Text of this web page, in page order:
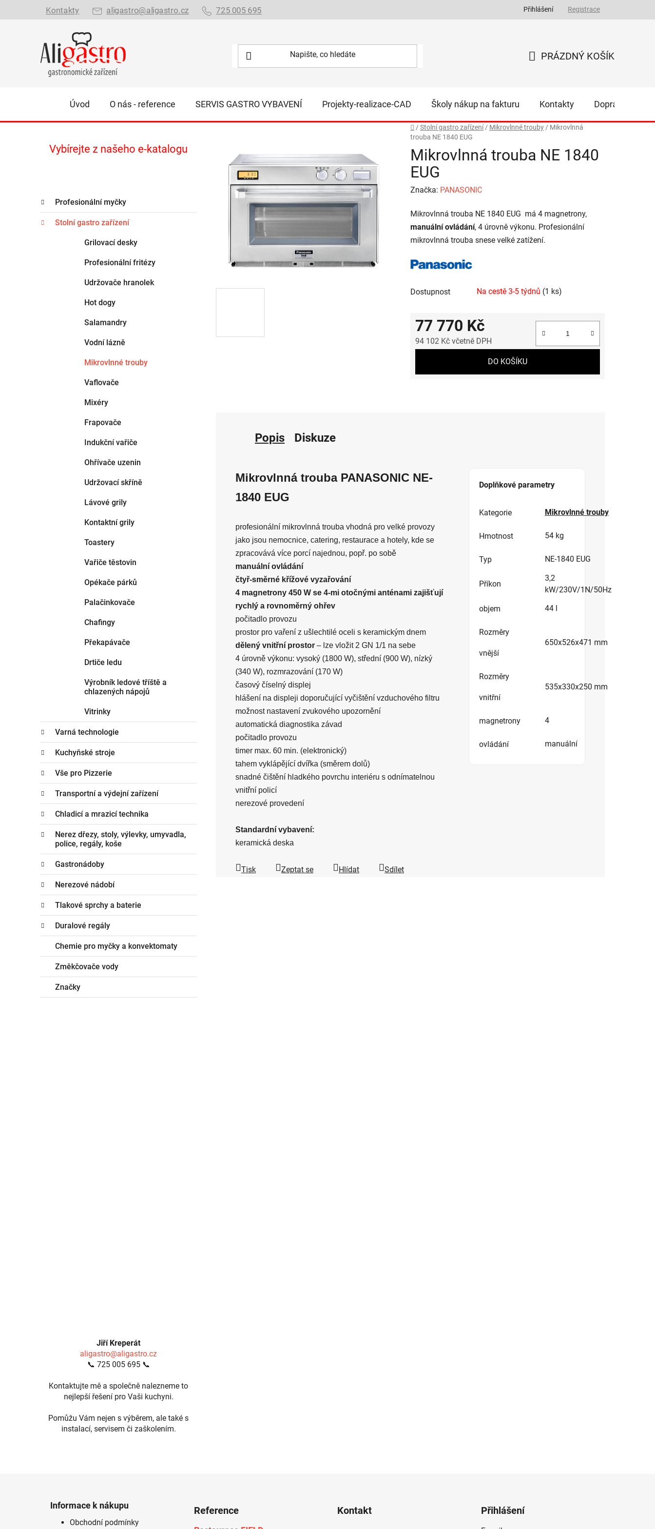
Kontakty aligastro@aligastro.cz 725 005 695 Přihlášení Registrace
PRÁZDNÝ KOŠÍK
Úvod O nás - reference SERVIS GASTRO VYBAVENÍ Projekty-realizace-CAD Školy nákup na fakturu Kontakty Doprava
Domů
/ Stolní gastro zařízení / Mikrovlnné trouby / Mikrovlnná
trouba NE 1840 EUG
r
a
n
Vybírejte z našeho e-katalogu
kategorie
a
t
Profesionální myčky
Stolní gastro zařízení
Grilovací desky
Profesionální fritézy
Udržovače hranolek
Hot dogy
Salamandry
Vodní lázně
Mikrovlnné trouby
Vaflovače
Mixéry
Frapovače
Indukční vařiče
Ohřívače uzenin
Udržovací skříně
Lávové grily
Kontaktní grily
Toastery
Vařiče těstovin
Opékače párků
Palačinkovače
Chafingy
Překapávače
Drtiče ledu
Výrobník ledové tříště a
chlazených nápojů
Vitrinky
Varná technologie
Kuchyňské stroje
Vše pro Pizzerie
Transportní a výdejní zařízení
Chladicí a mrazicí technika
Nerez dřezy, stoly, výlevky, umyvadla,
police, regály, koše
Gastronádoby
Nerezové nádobí
Tlakové sprchy a baterie
Duralové regály
Chemie pro myčky a konvektomaty
Změkčovače vody
Značky
Jiří Kreperát
aligastro@aligastro.cz
📞 725 005 695 📞
Kontaktujte mě a společně nalezneme to
nejlepší řešení pro Vaši kuchyni.
Pomůžu Vám nejen s výběrem, ale také s
instalací, servisem či zaškolením.
Mikrovlnná trouba NE 1840
EUG
Značka: PANASONIC
Mikrovlnná trouba NE 1840 EUG má 4 magnetrony,
manuální ovládání, 4 úrovně výkonu. Profesionální
mikrovlnná trouba snese velké zatížení.
Dostupnost Na cestě 3-5 týdnů (1 ks)
77 770 Kč
94 102 Kč včetně DPH
DO KOŠÍKU
Popis Diskuze
Mikrovlnná trouba PANASONIC NE-
1840 EUG
profesionální mikrovlnná trouba vhodná pro velké provozy
jako jsou nemocnice, catering, restaurace a hotely, kde se
zpracovává více porcí najednou, popř. po sobě
manuální ovládání
čtyř-směrné křížové vyzařování
4 magnetrony 450 W se 4-mi otočnými anténami zajišťují
rychlý a rovnoměrný ohřev
počitadlo provozu
prostor pro vaření z ušlechtilé oceli s keramickým dnem
dělený vnitřní prostor – lze vložit 2 GN 1/1 na sebe
4 úrovně výkonu: vysoký (1800 W), střední (900 W), nízký
(340 W), rozmrazování (170 W)
časový číselný displej
hlášení na displeji doporučující vyčištění vzduchového filtru
možnost nastavení zvukového upozornění
automatická diagnostika závad
počitadlo provozu
timer max. 60 min. (elektronický)
tahem vyklápějící dvířka (směrem dolů)
snadné čištění hladkého povrchu interiéru s odnímatelnou
vnitřní policí
nerezové provedení
Standardní vybavení:
keramická deska
Doplňkové parametry
Kategorie Mikrovlnné trouby
Hmotnost 54 kg
Typ NE-1840 EUG
Příkon
3,2
kW/230V/1N/50Hz
objem 44 l
Rozměry
vnější
650x526x471 mm
Rozměry
vnitřní
535x330x250 mm
magnetrony 4
ovládání manuální
Tisk Zeptat se Hlídat Sdílet
Informace k nákupu
Obchodní podmínky
Reference Kontakt Přihlášení